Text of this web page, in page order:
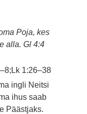
Poja, kes
alla. Gl 4:4
1:26–38
ingli Neitsi
ihus saab
Päästjaks.